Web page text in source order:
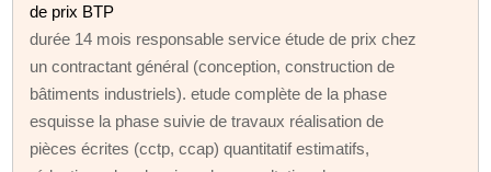
de prix BTP
durée 14 mois responsable service étude de prix chez
un contractant général (conception, construction de
bâtiments industriels). etude complète de la phase
esquisse la phase suivie de travaux réalisation de
pièces écrites (cctp, ccap) quantitatif estimatifs,